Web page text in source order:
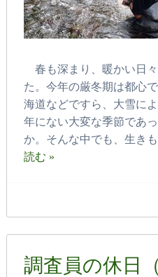
春も深まり、暖かい日
た。今年の厳冬期は都心
海道などですら、大雪に
年にない大変な季節であ
か。そんな中でも、生き
読む »
調査員の休日